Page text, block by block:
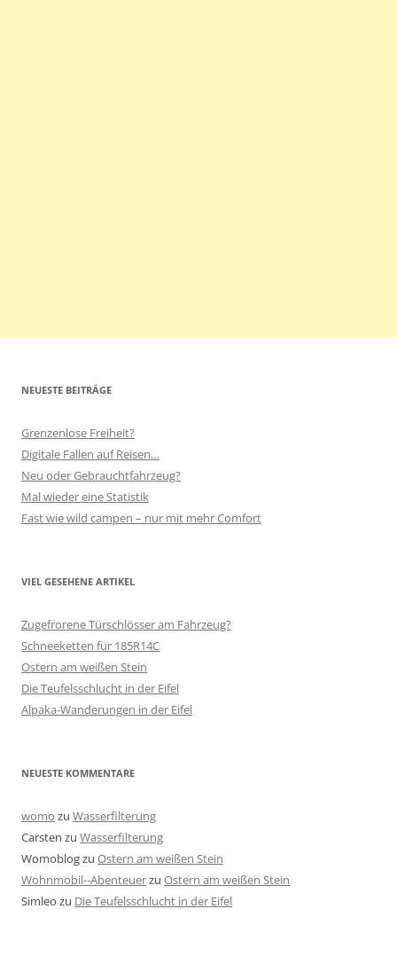
NEUESTE BEITRÄGE
Grenzenlose Freiheit?
Digitale Fallen auf Reisen…
Neu oder Gebrauchtfahrzeug?
Mal wieder eine Statistik
Fast wie wild campen – nur mit mehr Comfort
VIEL GESEHENE ARTIKEL
Zugefrorene Türschlösser am Fahrzeug?
Schneeketten für 185R14C
Ostern am weißen Stein
Die Teufelsschlucht in der Eifel
Alpaka-Wanderungen in der Eifel
NEUESTE KOMMENTARE
womo zu Wasserfilterung
Carsten zu Wasserfilterung
Womoblogzu Ostern am weißen Stein
Wohnmobil--Abenteuerzu Ostern am weißen Stein
Simleo zu Die Teufelsschlucht in der Eifel